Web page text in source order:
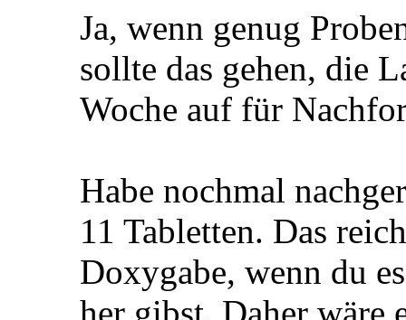
Ja, wenn genug
sollte das gehen, die
Woche auf für
Habe nochmal
11 Tabletten. Das
Doxygabe, wenn du